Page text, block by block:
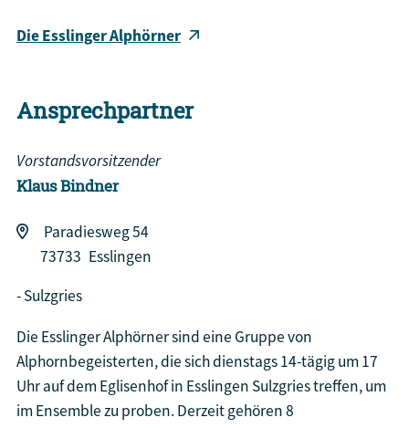
Die Esslinger Alphörner
Ansprechpartner
Vorstandsvorsitzender
KlausBindner
Sulzgries
Paradiesweg 54
73733 Esslingen
Die Esslinger Alphörner sind eine Gruppe von
Alphornbegeisterten, die sich dienstags 14-tägig um 17
Uhr auf dem Eglisenhof in Esslingen Sulzgries treffen, um
im Ensemble zu proben. Derzeit gehören 8